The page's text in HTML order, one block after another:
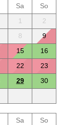
Sa
So
1
2
8
9
15
16
22
23
29
30
Sa
So